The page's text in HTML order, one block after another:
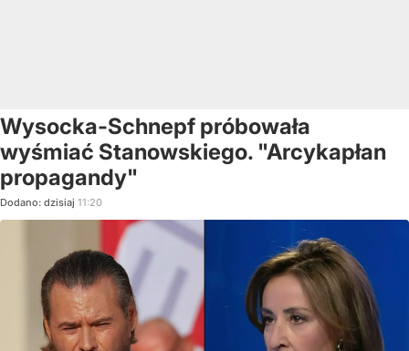
Wysocka-Schnepf próbowała
wyśmiać Stanowskiego. "Arcykapłan
propagandy"
Dodano: dzisiaj 11:20